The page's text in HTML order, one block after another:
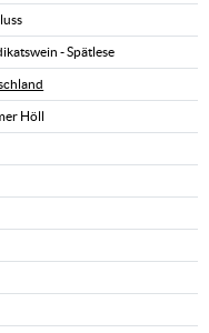
- Spätlese
Höll